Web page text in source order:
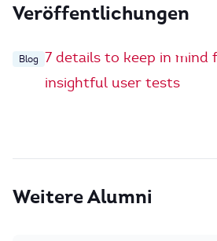
Veröffentlichungen
Blog 7 details to keep in mind
insightful user tests
Weitere Alumni